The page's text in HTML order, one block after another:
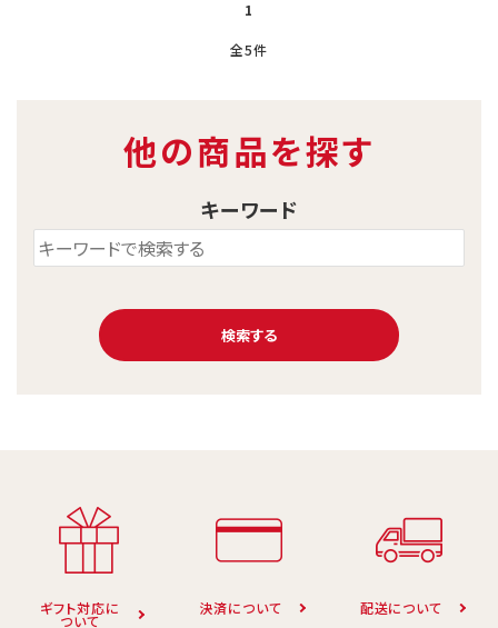
1
全5件
他の商品を探す
キーワード
検索する
ギフト対応に
ついて
決済について 配送について